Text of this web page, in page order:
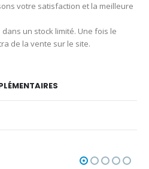
votre satisfaction et la meilleure
un stock limité. Une fois le
de la vente sur le site.